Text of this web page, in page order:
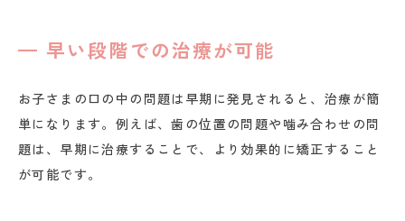
早い段階での治療が可能
お子さまの口の中の問題は早期に発見されると、治療が簡
単になります。例えば、歯の位置の問題や噛み合わせの問
題は、早期に治療することで、より効果的に矯正すること
が可能です。